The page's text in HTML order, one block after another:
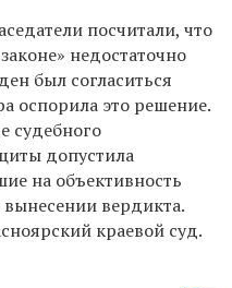
посчитали, что
недостаточно
был согласиться
оспорила это решение.
судебного
допустила
на объективность
вердикта.
краевой суд.